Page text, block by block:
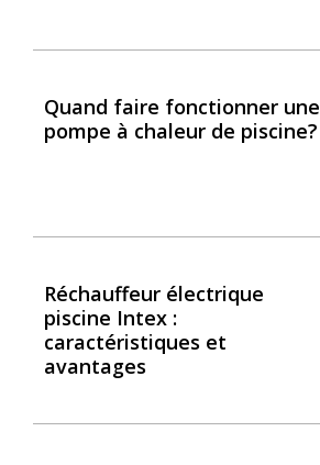
Quand faire fonctionner une
pompe à chaleur de piscine?
Réchauffeur électrique
piscine Intex :
caractéristiques et
avantages